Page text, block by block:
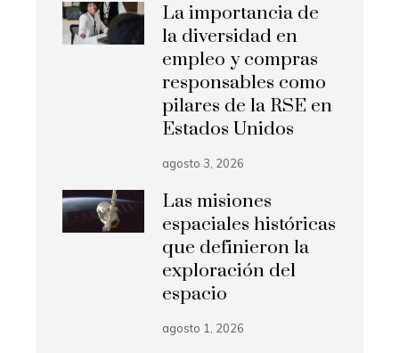
La importancia de
la diversidad en
empleo y compras
responsables como
pilares de la RSE en
Estados Unidos
agosto 3, 2026
Las misiones
espaciales históricas
que definieron la
exploración del
espacio
agosto 1, 2026